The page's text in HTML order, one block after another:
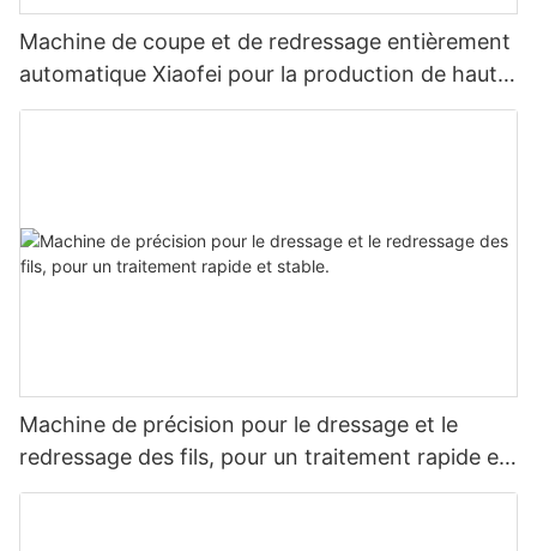
Machine de coupe et de redressage entièrement
automatique Xiaofei pour la production de haute
précision
Machine de précision pour le dressage et le
redressage des fils, pour un traitement rapide et
stable.